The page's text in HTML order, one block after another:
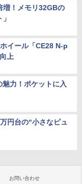
増！メモリ32GBの
イール「CE28 N-p
上
力！ポケットに入
円台の“小さなピュ
お問い合わせ